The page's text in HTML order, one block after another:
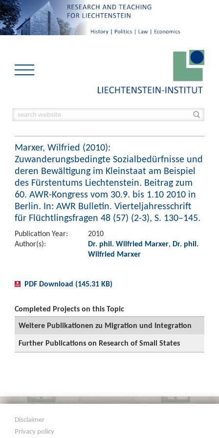
Marxer, Wilfried (2010):
Zuwanderungsbedingte Sozialbedürfnisse und
deren Bewältigung im Kleinstaat am Beispiel
des Fürstentums Liechtenstein. Beitrag zum
60. AWR-Kongress vom 30.9. bis 1.10 2010 in
Berlin. In: AWR Bulletin. Vierteljahresschrift
für Flüchtlingsfragen 48 (57) (2-3), S. 130–145.
Publication Year:
2010
Author(s):
Dr. phil. Wilfried Marxer, Dr. phil.
Wilfried Marxer
PDF Download (145.31 KB)
Completed Projects on this Topic
Weitere Publikationen zu Migration und Integration
Further Publications on Research of Small States
Disclaimer
Privacy policy